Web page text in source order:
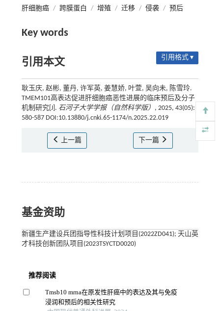
肝细胞癌 / 跨膜蛋白 / 增殖 / 迁移 / 侵袭 / 预后
Key words
引用本文 引用格式 ▾
耿玉庆, 赵彬, 董丹, 许军英, 姜慧娇, 叶萱, 吴向未, 陈雪玲.
TMEM101高表达促进肝细胞癌恶性进展的临床预后及分子
机制研究[J]. 石河子大学学报（自然科学版） , 2025, 43(05):
580-587 DOI:10.13880/j.cnki.65-1174/n.2025.22.019
上一篇 下一篇
基金资助
新疆生产建设兵团指导性科技计划项目(2022ZD041); 天山英
才科技创新团队项目(2023TSYCTD0020)